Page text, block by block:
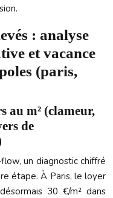
: analyse
et vacance
(paris,
au m² (clameur,
de
un diagnostic chiffré
étape. À Paris, le loyer
30 €/m² dans